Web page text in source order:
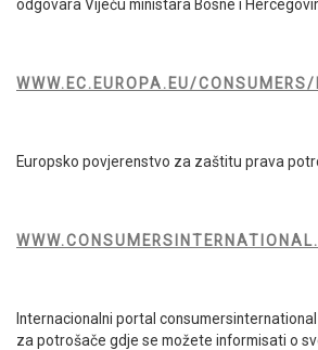
odgovara Vijeću ministara Bosne i
WWW.EC.EUROPA.EU/
Europsko povjerenstvo za zaštitu prava
Internacionalni portal
za potrošače gdje se možete informisati o